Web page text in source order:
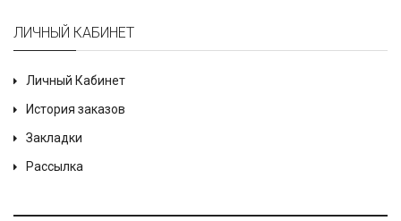
ЛИЧНЫЙ КАБИНЕТ
Личный Кабинет
История заказов
Закладки
Рассылка